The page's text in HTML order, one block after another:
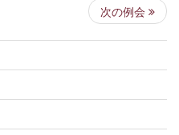
次の例会